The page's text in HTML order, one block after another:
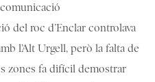
del roc d’Enclar controlava
l’Alt Urgell, però la falta de
zones fa difícil demostrar